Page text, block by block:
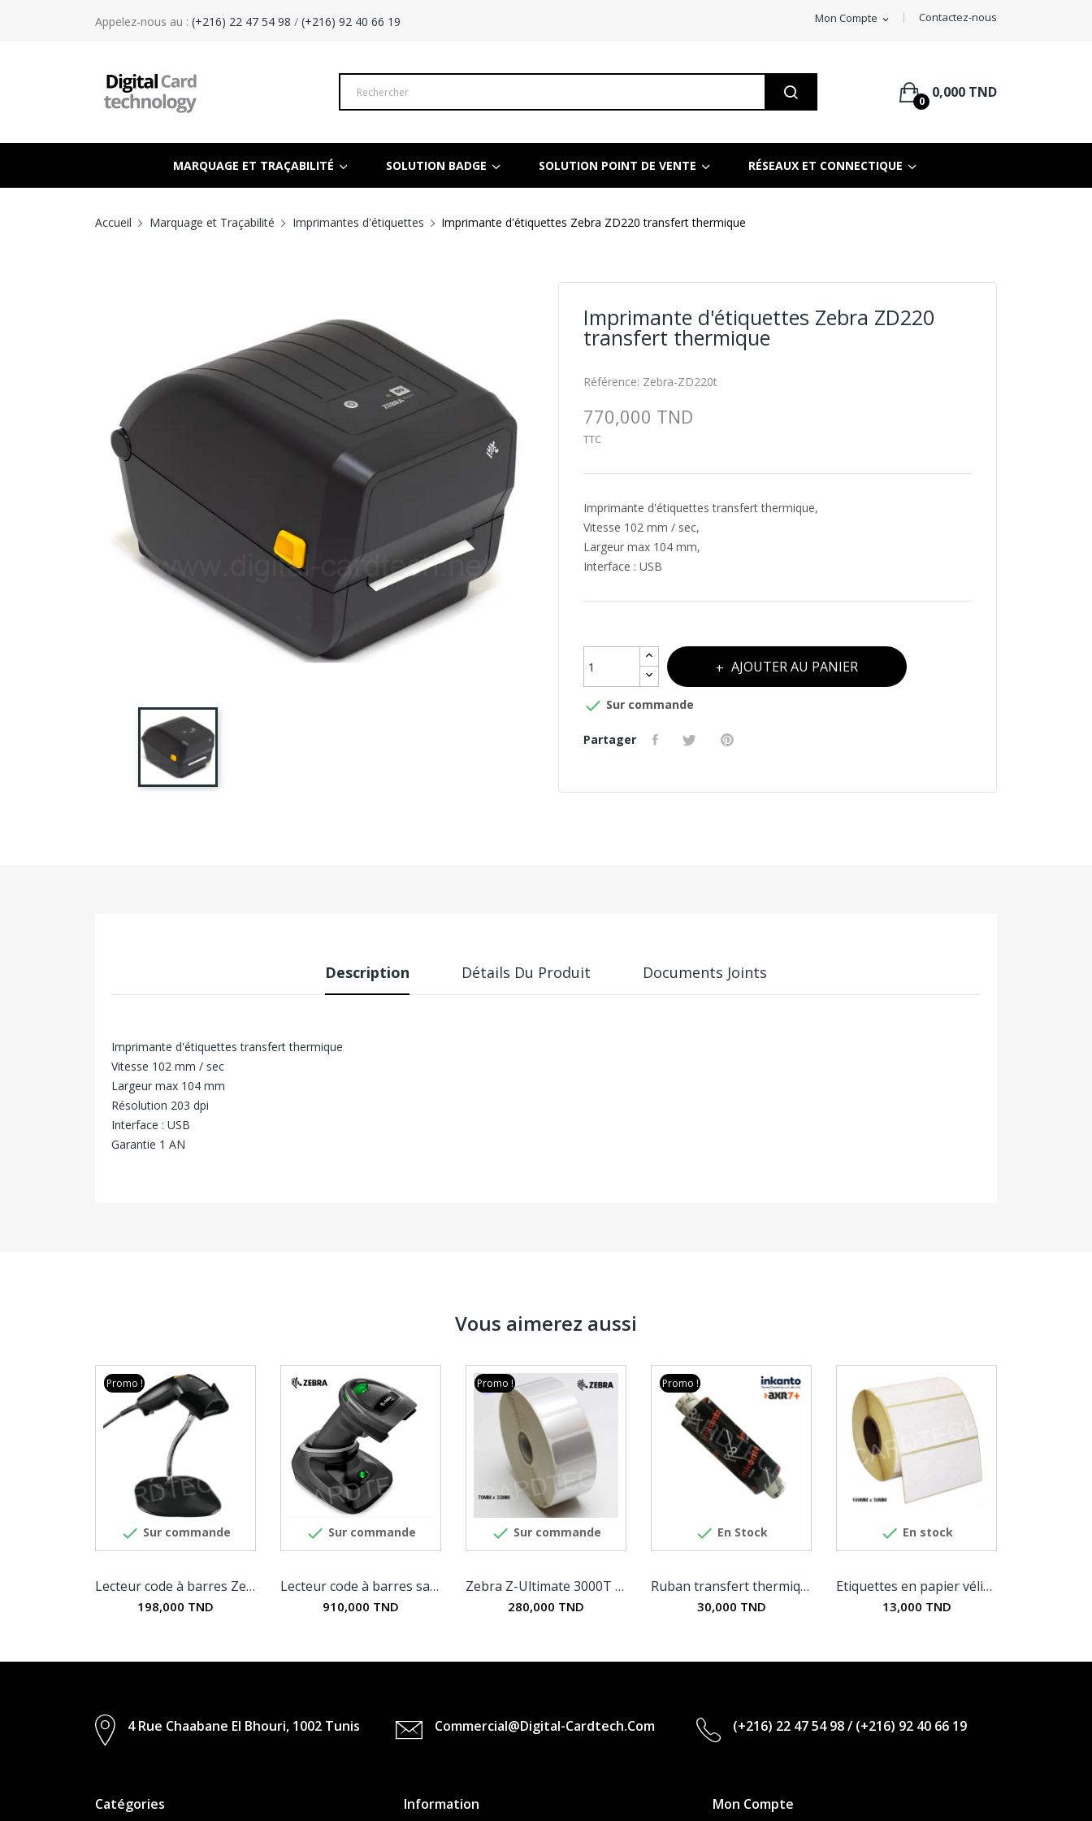
Contactez-nous
Mon Compte expand_more
Appelez-nous au : (+216) 22 47 54 98 / (+216) 92 40 66 19
0
0,000 TND
MARQUAGE ET TRAÇABILITÉ SOLUTION BADGE SOLUTION POINT DE VENTE RÉSEAUX ET CONNECTIQUE
Accueil Marquage et Traçabilité Imprimantes d'étiquettes Imprimante d'étiquettes Zebra ZD220 transfert thermique
Imprimante d'étiquettes Zebra ZD220
transfert thermique
Référence: Zebra-ZD220t
770,000 TND
TTC
Imprimante d'étiquettes transfert thermique,
Vitesse 102 mm / sec,
Largeur max 104 mm,
Interface : USB
AJOUTER AU PANIER
 Sur commande
Partager
Description Détails Du Produit Documents Joints
Imprimante d'étiquettes transfert thermique
Vitesse 102 mm / sec
Largeur max 104 mm
Résolution 203 dpi
Interface : USB
Garantie 1 AN
Vous aimerez aussi
 Sur commande
Promo !
Lecteur code à barres Zebra LS1203
198,000 TND
 Sur commande
Lecteur code à barres sans fil 2D Zebra DS2278
910,000 TND
 Sur commande
Promo !
Zebra Z-Ultimate 3000T - Etiquettes en...
280,000 TND
 En Stock
Promo !
Ruban transfert thermique inkanto axr7+ résine...
30,000 TND
 En stock
Etiquettes en papier vélin blanc mat 100MM x 50MM
13,000 TND
4 Rue Chaabane El Bhouri, 1002 Tunis Commercial@digital-Cardtech.com (+216) 22 47 54 98/ (+216) 92 40 66 19
Catégories Information Mon Compte